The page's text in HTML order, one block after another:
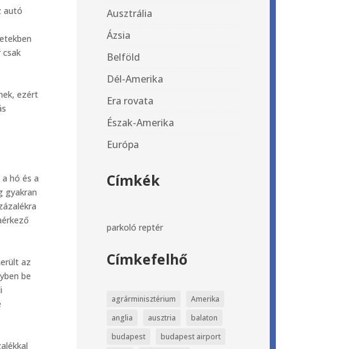
autó
ezért
hó és a
gyakran
az
be
Ausztrália
Ázsia
Belföld
Dél-Amerika
Era rovata
Észak-Amerika
Európa
Címkék
parkoló reptér
Címkefelhő
agrárminisztérium
Amerika
anglia
ausztria
balaton
budapest
budapest airport